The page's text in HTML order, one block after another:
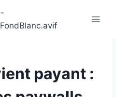
payant :